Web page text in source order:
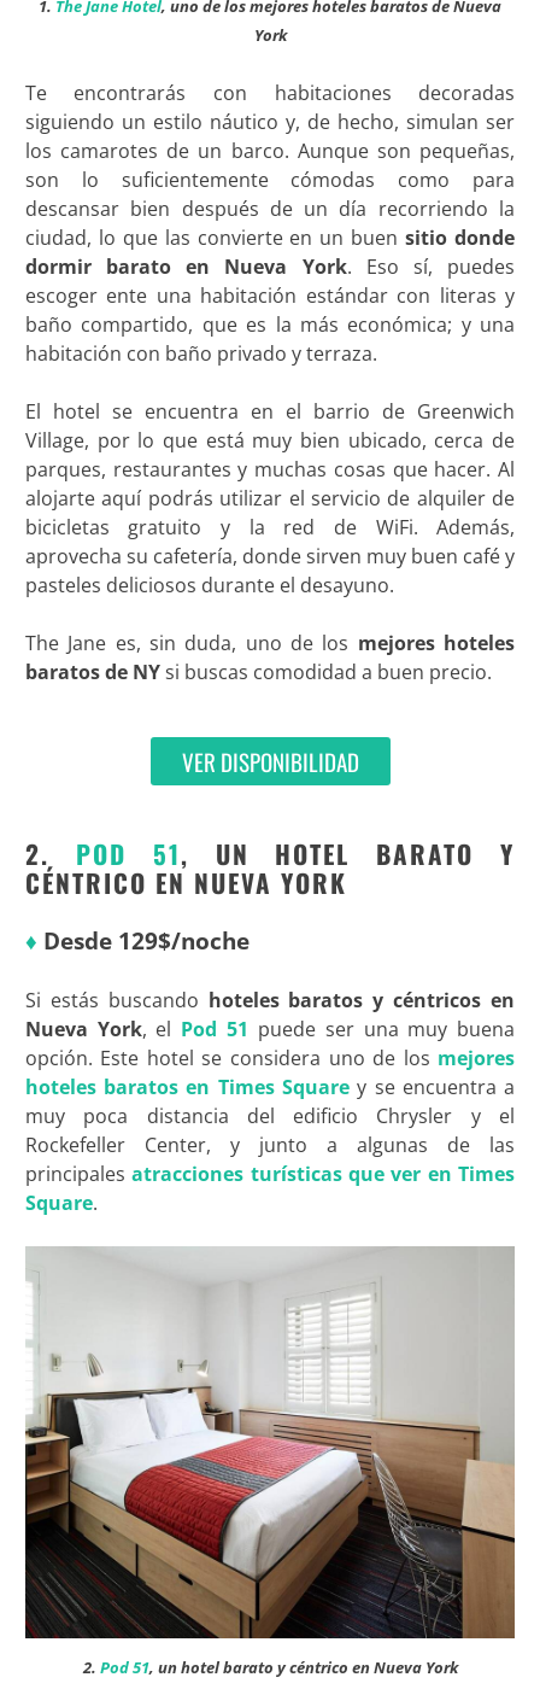
1. The Jane Hotel, uno de los mejores hoteles baratos de Nueva
York
Te encontrarás con habitaciones decoradas
siguiendo un estilo náutico y, de hecho, simulan ser
los camarotes de un barco. Aunque son pequeñas,
son lo suficientemente cómodas como para
descansar bien después de un día recorriendo la
ciudad, lo que las convierte en un buensitio donde
dormir barato en Nueva York. Eso sí, puedes
escoger ente una habitación estándar con literas y
baño compartido, que es la más económica; y una
habitación con baño privado y terraza.
El hotel se encuentra en el barrio de Greenwich
Village, por lo que está muy bien ubicado, cerca de
parques, restaurantes y muchas cosas que hacer. Al
alojarte aquí podrás utilizar el servicio de alquiler de
bicicletas gratuito y la red de WiFi. Además,
aprovecha su cafetería, donde sirven muy buen café y
pasteles deliciosos durante el desayuno.
The Jane es, sin duda, uno de los mejores hoteles
baratos de NYsi buscas comodidad a buen precio.
VER DISPONIBILIDAD
2. POD 51, UN HOTEL BARATO Y
CÉNTRICO EN NUEVA YORK
♦ Desde 129$/noche
Si estás buscando hoteles baratos y céntricos en
Nueva York, el Pod 51 puede ser una muy buena
opción. Este hotel se considera uno de los mejores
hoteles baratos en Times Square y se encuentra a
muy poca distancia del edificio Chrysler y el
Rockefeller Center, y junto a algunas de las
principalesatracciones turísticas que ver en Times
Square.
2. Pod 51, un hotel barato y céntrico en Nueva York